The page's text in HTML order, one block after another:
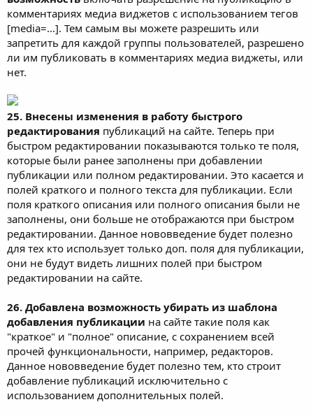
комментариях медиа виджетов с использованием тегов
[mediа=...]. Тем самым вы можете разрешить или
запретить для каждой группы пользователей, разрешено
ли им публиковать в комментариях медиа виджеты, или
нет.
25. Внесены изменения в работу быстрого
редактирования публикаций на сайте. Теперь при
быстром редактировании показываются только те поля,
которые были ранее заполнены при добавлении
публикации или полном редактировании. Это касается и
полей краткого и полного текста для публикации. Если
поля краткого описания или полного описания были не
заполнены, они больше не отображаются при быстром
редактировании. Данное нововведение будет полезно
для тех кто использует только доп. поля для публикации,
они не будут видеть лишних полей при быстром
редактировании на сайте.
26. Добавлена возможность убирать из шаблона
добавления публикации на сайте такие поля как
"краткое" и "полное" описание, с сохранением всей
прочей функциональности, например, редакторов.
Данное нововведение будет полезно тем, кто строит
добавление публикаций исключительно с
использованием дополнительных полей.